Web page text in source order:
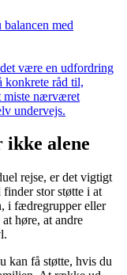
med
være en udfordring
konkrete råd til,
miste nærværet
undervejs.
ikke alene
rejse, er det vigtigt
stor støtte i at
i fædregrupper eller
høre, at andre
kan få støtte, hvis du